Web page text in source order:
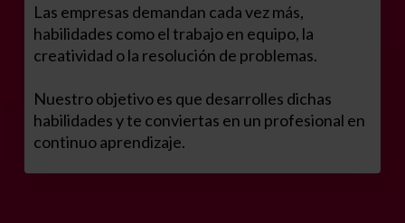
Las empresas demandan cada vez más,
habilidades como el trabajo en equipo, la
creatividad o la resolución de problemas.
Nuestro objetivo es que desarrolles dichas
habilidades y te conviertas en un profesional en
continuo aprendizaje.